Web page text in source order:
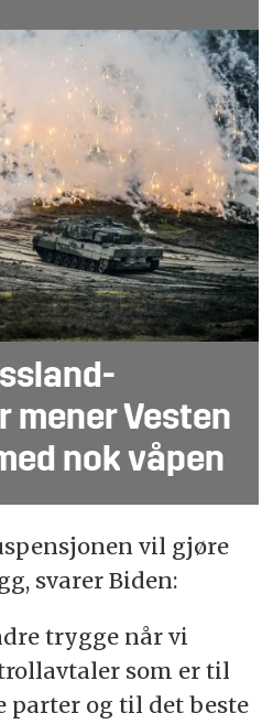
mener Vesten
nok våpen
vil gjøre
svarer Biden:
trygge når vi
som er til
parter og til det beste